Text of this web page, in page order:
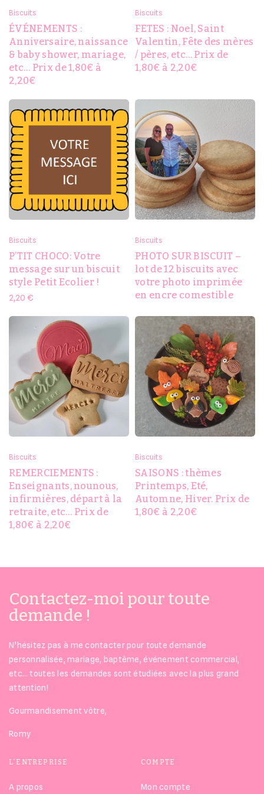
Biscuits
ÉVÉNEMENTS :
Anniversaire, naissance
& baby shower, mariage,
etc… Prix de 1,80€ à
2,20€
Biscuits
FETES : Noel, Saint
Valentin, Fête des mères
/ pères, etc… Prix de
1,80€ à 2,20€
Biscuits
P’TIT CHOCO: Votre
message sur un biscuit
style Petit Ecolier !
2,20 €
Biscuits
PHOTO SUR BISCUIT –
lot de 12 biscuits avec
votre photo imprimée
en encre comestible
Biscuits
REMERCIEMENTS :
Enseignants, nounous,
infirmières, départ à la
retraite, etc… Prix de
1,80€ à 2,20€
Biscuits
SAISONS : thèmes
Printemps, Eté,
Automne, Hiver. Prix de
1,80€ à 2,20€
Contactez-moi pour toute
demande !
N’hésitez pas à me contacter pour toute demande
personnalisée, mariage, baptême, événement commercial,
etc… toutes les demandes sont étudiées avec la plus grand
attention!
Gourmandisement vôtre,
Romy
L’ENTREPRISE
A propos
COMPTE
Mon compte